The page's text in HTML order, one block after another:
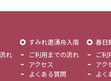
れ
すみれ遊湧舟入南
ご利用までの流れ
アクセス
よくある質問
春日
ご利
アク
よく